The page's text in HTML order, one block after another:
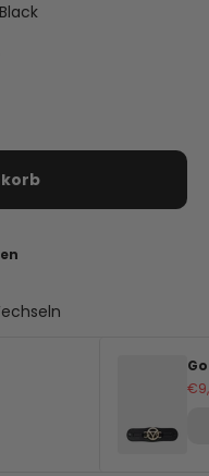
Black- Leo
Twist - Black